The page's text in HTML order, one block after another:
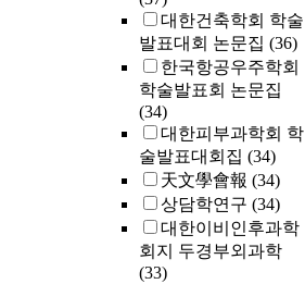
대한건축학회 학술
발표대회 논문집 (36)
한국항공우주학회
학술발표회 논문집
(34)
대한피부과학회 학
술발표대회집 (34)
天文學會報 (34)
상담학연구 (34)
대한이비인후과학
회지 두경부외과학
(33)